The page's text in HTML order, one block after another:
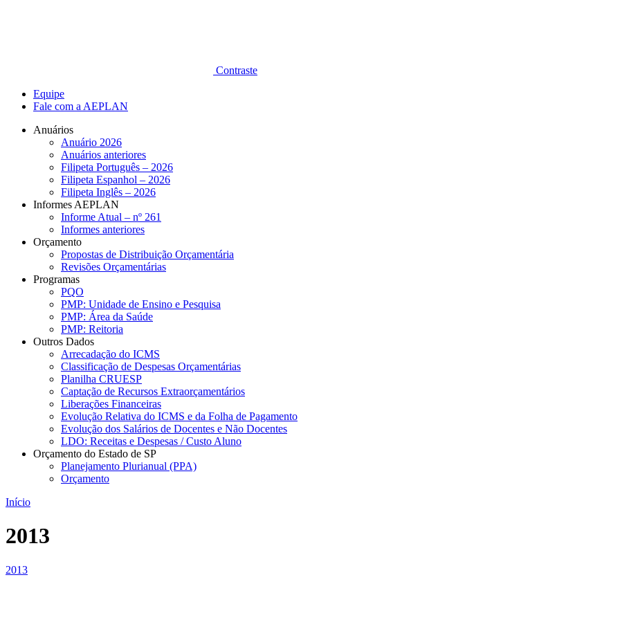
Contraste
Equipe
Fale com a AEPLAN
Anuários
Anuário 2026
Anuários anteriores
Filipeta Português – 2026
Filipeta Espanhol – 2026
Filipeta Inglês – 2026
Informes AEPLAN
Informe Atual – nº 261
Informes anteriores
Orçamento
Propostas de Distribuição Orçamentária
Revisões Orçamentárias
Programas
PQO
PMP: Unidade de Ensino e Pesquisa
PMP: Área da Saúde
PMP: Reitoria
Outros Dados
Arrecadação do ICMS
Classificação de Despesas Orçamentárias
Planilha CRUESP
Captação de Recursos Extraorçamentários
Liberações Financeiras
Evolução Relativa do ICMS e da Folha de Pagamento
Evolução dos Salários de Docentes e Não Docentes
LDO: Receitas e Despesas / Custo Aluno
Orçamento do Estado de SP
Planejamento Plurianual (PPA)
Orçamento
Início
2013
2013